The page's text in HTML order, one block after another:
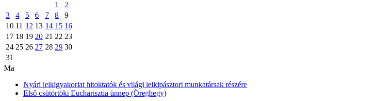
1
2
3
4 5 6 7 8
9
10 11 12 13 14 15 16
17 18 19 20 21 22 23
24 25 26 27 28 29 30
31
Ma
Nyári lelkigyakorlat hitoktatók és világi lelkipásztori munkatársak részére
Első csütörtöki Eucharisztia ünnep (Öreghegy)